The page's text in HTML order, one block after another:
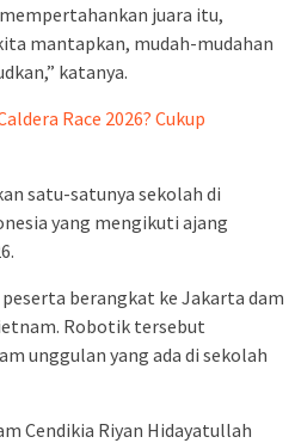
juara itu,
mantapkan, mudah-mudahan
katanya.
Race 2026? Cukup
satu-satunya sekolah di
yang mengikuti ajang
berangkat ke Jakarta dam
Robotik tersebut
unggulan yang ada di sekolah
Cendikia Riyan Hidayatullah